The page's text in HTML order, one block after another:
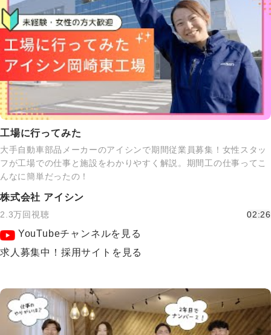
工場に行ってみた
大手自動車部品メーカーのアイシンで期間従業員募集！女性スタッ
フが工場での仕事と施設をわかりやすく解説。期間工の仕事ってこ
んなに簡単だったの！
株式会社 アイシン
2.3万回視聴 02:26
YouTubeチャンネルを見る
求人募集中！採用サイトを見る